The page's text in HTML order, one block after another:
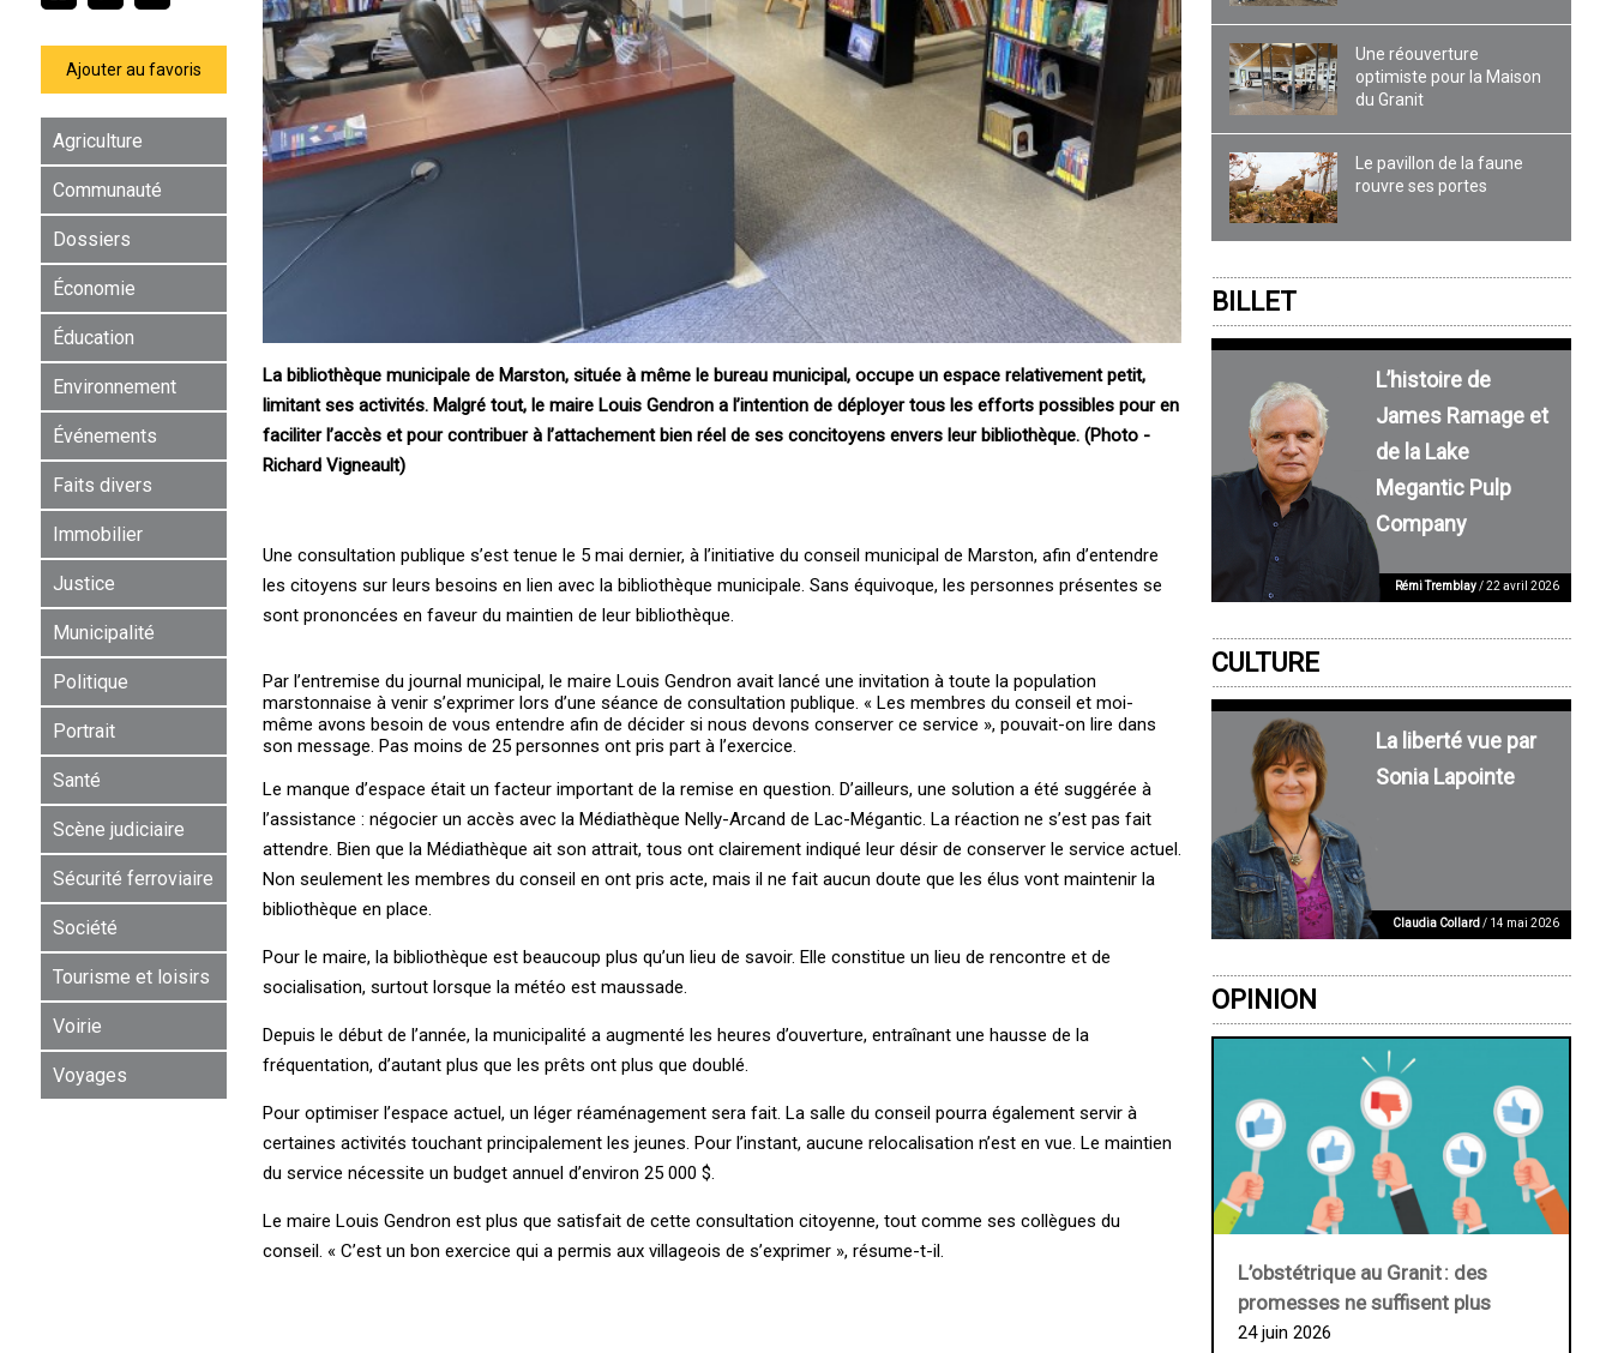
Ajouter au favoris
Agriculture
Communauté
Dossiers
Économie
Éducation
Environnement
Événements
Faits divers
Immobilier
Justice
Municipalité
Politique
Portrait
Santé
Scène judiciaire
Sécurité ferroviaire
Société
Tourisme et loisirs
Voirie
Voyages
La bibliothèque municipale de Marston, située à même le bureau municipal, occupe un espace relativement petit,
limitant ses activités. Malgré tout, le maire Louis Gendron a l’intention de déployer tous les efforts possibles pour en
faciliter l’accès et pour contribuer à l’attachement bien réel de ses concitoyens envers leur bibliothèque. (Photo -
Richard Vigneault)
Une consultation publique s’est tenue le 5 mai dernier, à l’initiative du conseil municipal de Marston, afin d’entendre
les citoyens sur leurs besoins en lien avec la bibliothèque municipale. Sans équivoque, les personnes présentes se
sont prononcées en faveur du maintien de leur bibliothèque.
Par l’entremise du journal municipal, le maire Louis Gendron avait lancé une invitation à toute la population
marstonnaise à venir s’exprimer lors d’une séance de consultation publique. « Les membres du conseil et moi-
même avons besoin de vous entendre afin de décider si nous devons conserver ce service », pouvait-on lire dans
son message. Pas moins de 25 personnes ont pris part à l’exercice.
Le manque d’espace était un facteur important de la remise en question. D’ailleurs, une solution a été suggérée à
l’assistance : négocier un accès avec la Médiathèque Nelly-Arcand de Lac-Mégantic. La réaction ne s’est pas fait
attendre. Bien que la Médiathèque ait son attrait, tous ont clairement indiqué leur désir de conserver le service actuel.
Non seulement les membres du conseil en ont pris acte, mais il ne fait aucun doute que les élus vont maintenir la
bibliothèque en place.
Pour le maire, la bibliothèque est beaucoup plus qu’un lieu de savoir. Elle constitue un lieu de rencontre et de
socialisation, surtout lorsque la météo est maussade.
Depuis le début de l’année, la municipalité a augmenté les heures d’ouverture, entraînant une hausse de la
fréquentation, d’autant plus que les prêts ont plus que doublé.
Pour optimiser l’espace actuel, un léger réaménagement sera fait. La salle du conseil pourra également servir à
certaines activités touchant principalement les jeunes. Pour l’instant, aucune relocalisation n’est en vue. Le maintien
du service nécessite un budget annuel d’environ 25 000 $.
Le maire Louis Gendron est plus que satisfait de cette consultation citoyenne, tout comme ses collègues du
conseil. « C’est un bon exercice qui a permis aux villageois de s’exprimer », résume-t-il.
Une réouverture
optimiste pour la Maison
du Granit
Le pavillon de la faune
rouvre ses portes
BILLET
L’histoire de
James Ramage et
de la Lake
Megantic Pulp
Company
Rémi Tremblay/ 22 avril 2026
CULTURE
La liberté vue par
Sonia Lapointe
Claudia Collard/ 14 mai 2026
OPINION
L’obstétrique au ­Granit : des
promesses ne suffisent plus
24 juin 2026